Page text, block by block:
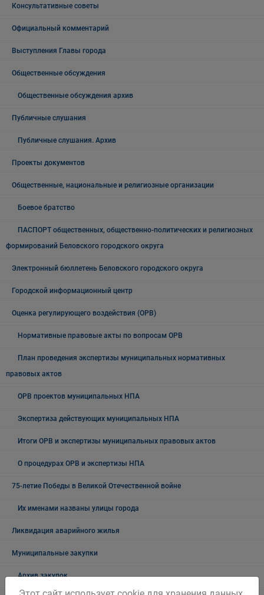
Консультативные советы
Официальный комментарий
Выступления Главы города
Общественные обсуждения
Общественные обсуждения архив
Публичные слушания
Публичные слушания. Архив
Проекты документов
Общественные, национальные и религиозные организации
Боевое братство
ПАСПОРТ общественных, общественно-политических и религиозных
формирований Беловского городского округа
Электронный бюллетень Беловского городского округа
Городской информационный центр
Оценка регулирующего воздействия (ОРВ)
Нормативные правовые акты по вопросам ОРВ
План проведения экспертизы муниципальных нормативных
правовых актов
ОРВ проектов муниципальных НПА
Экспертиза действующих муниципальных НПА
Итоги ОРВ и экспертизы муниципальных правовых актов
О процедурах ОРВ и экспертизы НПА
75-летие Победы в Великой Отечественной войне
Их именами названы улицы города
Ликвидация аварийного жилья
Муниципальные закупки
Архив закупок